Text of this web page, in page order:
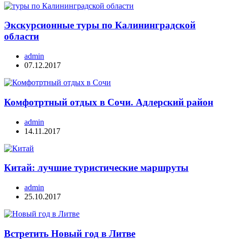
Экскурсионные туры по Калининградской
области
admin
07.12.2017
Комфотртный отдых в Сочи. Адлерский район
admin
14.11.2017
Китай: лучшие туристические маршруты
admin
25.10.2017
Встретить Новый год в Литве